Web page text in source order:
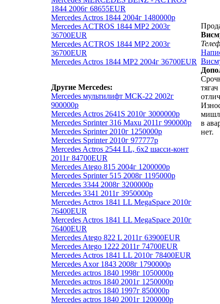
1844 2006г 68655EUR
Mercedes Actros 1844 2004г 1480000р
Mercedes ACTROS 1844 MP2 2003г
36700EUR
Mercedes ACTROS 1844 MP2 2003г
36700EUR
Mercedes Actros 1844 MP2 2004г 36700EUR
Другие Mercedes:
Mercedes мультилифт МСК-22 2002г
900000р
Mercedes Actros 2641S 2010г 3000000р
Mercedes Sprinter 316 Maxu 2011г 990000р
Mercedes Sprinter 2010г 1250000р
Mercedes Sprinter 2010г 977777р
Mercedes Actros 2544 LL, 6х2 шасси-конт
2011г 84700EUR
Mercedes Atego 815 2004г 1200000р
Mercedes Sprinter 515 2008г 1195000р
Mercedes 3344 2008г 3200000р
Mercedes 3341 2011г 3950000р
Mercedes Actros 1841 LL MegaSpace 2010г
76400EUR
Mercedes Actros 1841 LL MegaSpace 2010г
76400EUR
Mercedes Atego 822 L 2011г 63900EUR
Mercedes Atego 1222 2011г 74700EUR
Mercedes Actros 1841 LL 2010г 78400EUR
Mercedes Axor 1843 2008г 1790000р
Mercedes actros 1840 1998г 1050000р
Mercedes actros 1840 2001г 1250000р
Mercedes actros 1840 1997г 850000р
Mercedes actros 1840 2001г 1200000р
в
нет.